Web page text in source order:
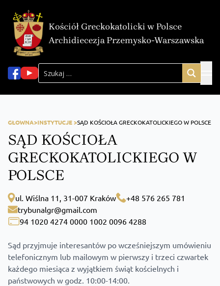
Kościół Greckokatolicki w Polsce
Archidiecezja Przemysko-Warszawska
GŁOWNA>INSTYTUCJE >SĄD KOŚCIOŁA GRECKOKATOLICKIEGO W POLSCE
SĄD KOŚCIOŁA
GRECKOKATOLICKIEGO W
POLSCE
ul. Wiślna 11, 31-007 Kraków
+48 576 265 781
trybunalgr@gmail.com
94 1020 4274 0000 1002 0096 4288
Sąd przyjmuje interesantów po wcześniejszym umówieniu
telefonicznym lub mailowym w pierwszy i trzeci czwartek
każdego miesiąca z wyjątkiem świąt kościelnych i
państwowych w godz. 10:00-14:00.